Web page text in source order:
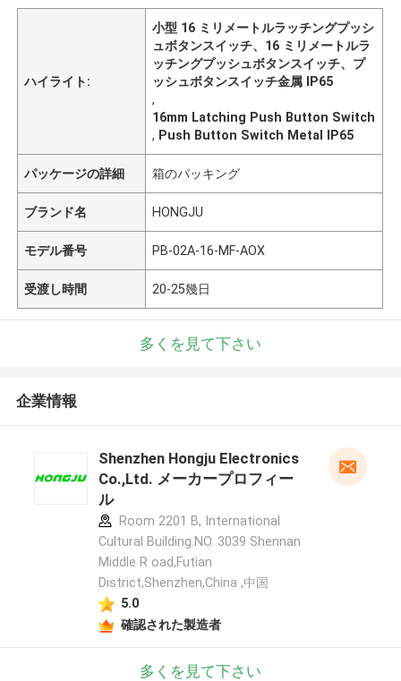
ハイライト:
小型 16 ミリメートルラッチングプッシ
ュボタンスイッチ、16 ミリメートルラ
ッチングプッシュボタンスイッチ、プ
ッシュボタンスイッチ金属 IP65
,
16mm Latching Push Button Switch
, Push Button Switch Metal IP65
パッケージの詳細 箱のパッキング
ブランド名 HONGJU
モデル番号 PB-02A-16-MF-AOX
受渡し時間 20-25幾日
多くを見て下さい
企業情報
Shenzhen Hongju Electronics
Co.,Ltd. メーカープロフィー
ル
Room 2201 B, International
Cultural Building.NO. 3039 Shennan
Middle R oad,Futian
District,Shenzhen,China ,中国
5.0
確認された製造者
多くを見て下さい